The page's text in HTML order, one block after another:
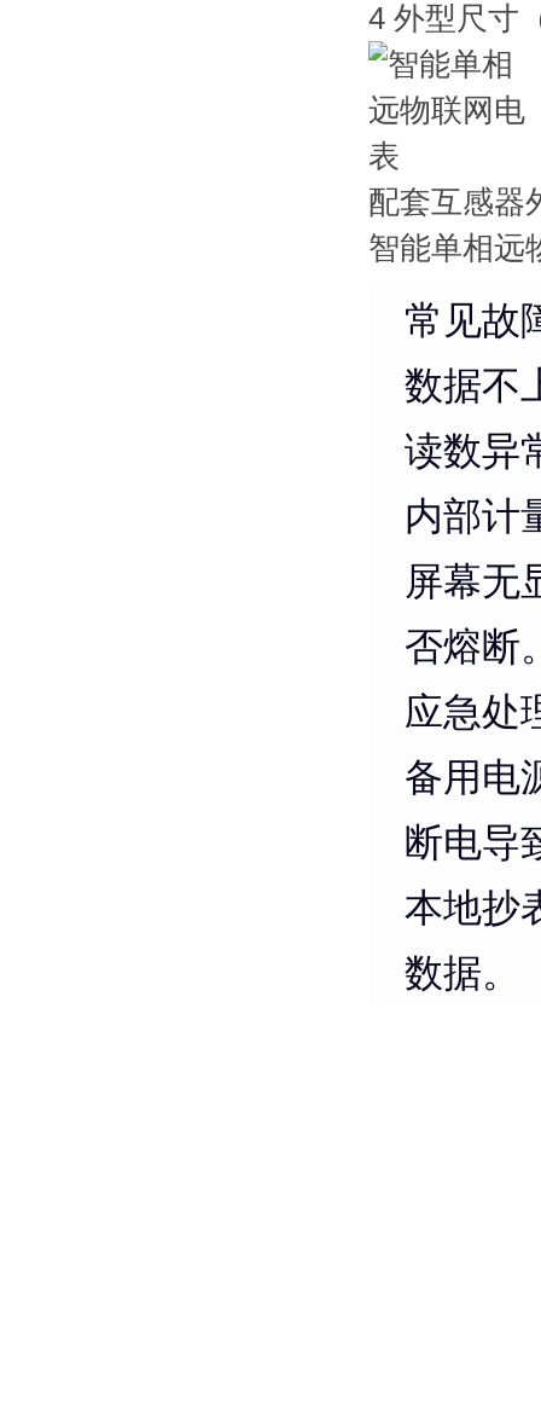
4 外型尺寸
配套互感器
智能单相远
常见故
数据不
读数异
内部计
屏幕无
否熔断
应急处
备用电
断电导
本地抄
数据。